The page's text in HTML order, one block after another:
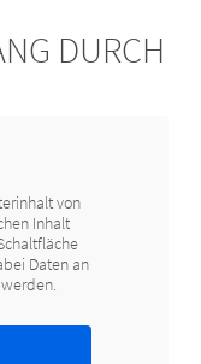
DURCH
von
Inhalt
Daten an